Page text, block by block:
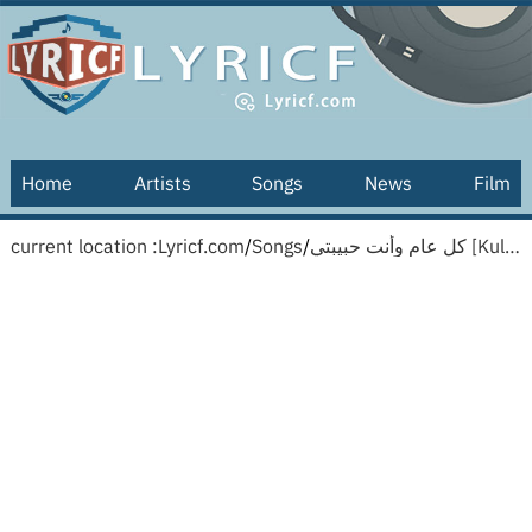
Home Artists Songs News Film
current location :Lyricf.com/Songs/ كل عام وأنت حبيبتي [Kulla 3amin wa anti 7abibaty] [Transliteration]